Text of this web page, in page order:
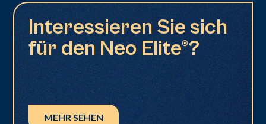
Interessieren Sie sich
für den Neo Elite®?
MEHR SEHEN